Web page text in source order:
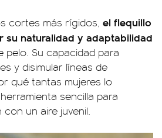
cortes más rígidos, el flequillo
su naturalidad y adaptabilidad
pelo. Su capacidad para
y disimular líneas de
qué tantas mujeres lo
sencilla para
un aire juvenil.